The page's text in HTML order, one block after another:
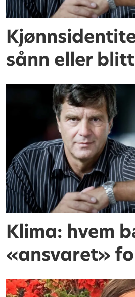
sånn eller
Klima: hvem
«ansvaret»